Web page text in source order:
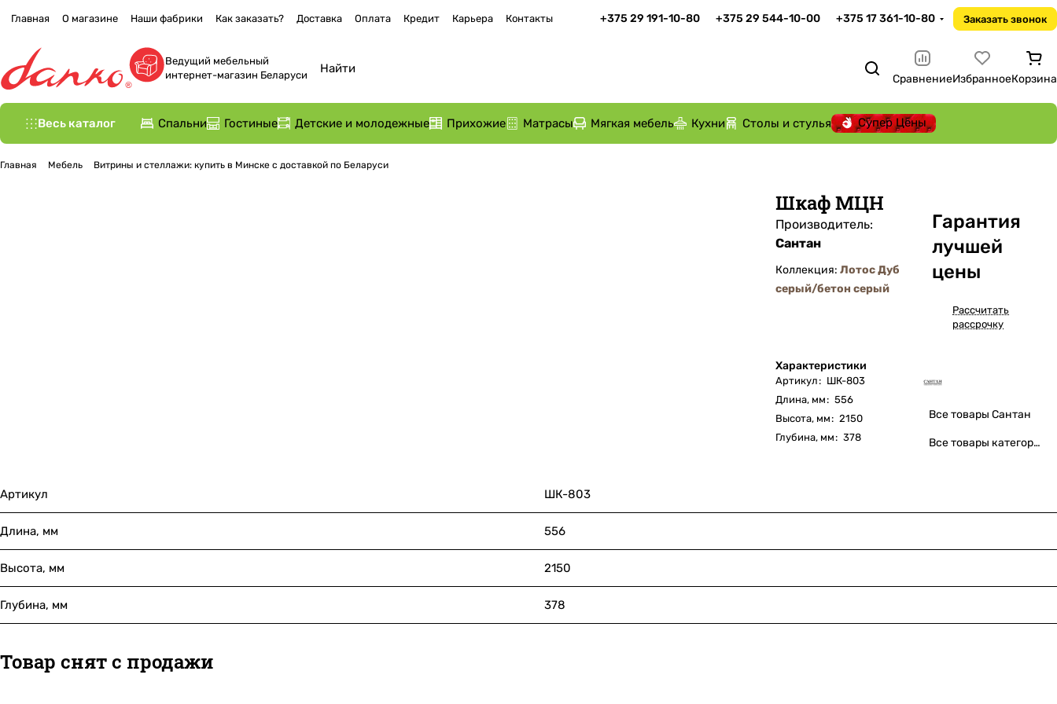
Главная О магазине Наши фабрики Как заказать? Доставка Оплата Кредит Карьера Контакты +375 29 191-10-80 +375 29 544-10-00 +375 17 361-10-80 Заказать звонок
Ведущий мебельный
интернет-магазин Беларуси
СравнениеИзбранноеКорзина
Весь каталог Спальни Гостиные Детские и молодежные Прихожие Матрасы Мягкая мебель Кухни Столы и стулья Супер Цены
Главная Мебель Витрины и стеллажи: купить в Минске с доставкой по Беларуси
Шкаф МЦН
Производитель:
Сантан
Коллекция: Лотос Дуб
серый/бетон серый
Характеристики
Артикул: ШК-803
Длина, мм: 556
Высота, мм: 2150
Глубина, мм: 378
Гарантия
лучшей
цены
Рассчитать
рассрочку
Все товары Сантан
Все товары категории
Артикул ШК-803
Длина, мм 556
Высота, мм 2150
Глубина, мм 378
Товар снят с продажи